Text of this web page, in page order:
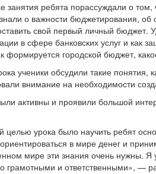
занятия ребята порассуждали о
о важности бюджетирования, об
свой первый личный бюджет.
в сфере банковских услуг и как
формируется городской бюджет,
ученики обсудили такие
внимание на необходимости
активны и проявили большой
целью урока было научить ребят
в мире денег и
мире эти знания очень нужны. Я
грамотными и ответственными», —